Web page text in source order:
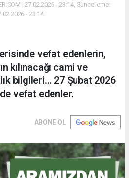
| 27.02.2026 - 23:14, Güncelleme:
- 23:14
vefat edenlerin,
kılınacağı cami ve
bilgileri... 27 Şubat 2026
vefat edenler.
ABONE OL